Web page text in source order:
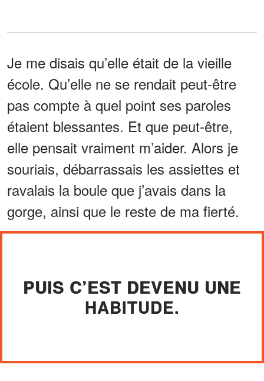
Je me disais qu’elle était de la vieille
école. Qu’elle ne se rendait peut-être
pas compte à quel point ses paroles
étaient blessantes. Et que peut-être,
elle pensait vraiment m’aider. Alors je
souriais, débarrassais les assiettes et
ravalais la boule que j’avais dans la
gorge, ainsi que le reste de ma fierté.
PUIS C’EST DEVENU UNE
HABITUDE.